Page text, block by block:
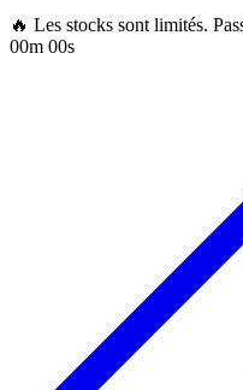
🔥 Les stocks sont limités.
00m 00s